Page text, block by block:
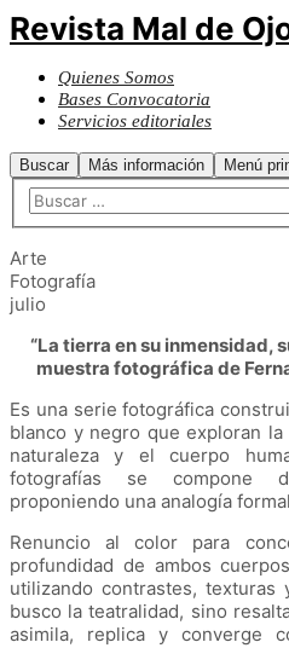
Revista Mal de
Quienes Somos
Bases Convocatoria
Servicios editoriales
Buscar Más información Menú
Arte
Fotografía
julio
“La tierra en su inmensidad,
muestra fotográfica de
Es una serie fotográfica
blanco y negro que exploran
naturaleza y el cuerpo
fotografías se compone
proponiendo una analogía
Renuncio al color para
profundidad de ambos
utilizando contrastes,
busco la teatralidad, sino
asimila, replica y converge